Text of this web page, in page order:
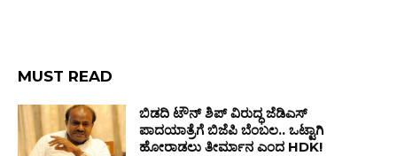
MUST READ
ಬಿಡದಿ ಟೌನ್ ಶಿಪ್ ವಿರುದ್ಧ ಜೆಡಿಎಸ್
ಪಾದಯಾತ್ರೆಗೆ ಬಿಜೆಪಿ ಬೆಂಬಲ.. ಒಟ್ಟಾಗಿ
ಹೋರಾಡಲು ತೀರ್ಮಾನ ಎಂದ HDK!